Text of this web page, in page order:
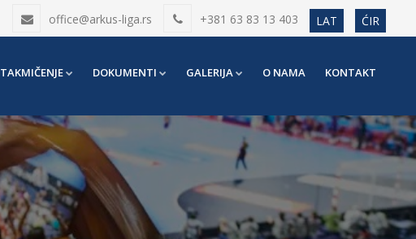
office@arkus-liga.rs +381 63 83 13 403 LAT ĆIR
TAKMIČENJE DOKUMENTI GALERIJA O NAMA KONTAKT